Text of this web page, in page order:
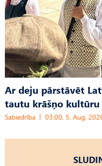
Ar deju pārstāvēt
tautu krāšņo kultūru
Sabiedrība 03:00, 5. Aug,